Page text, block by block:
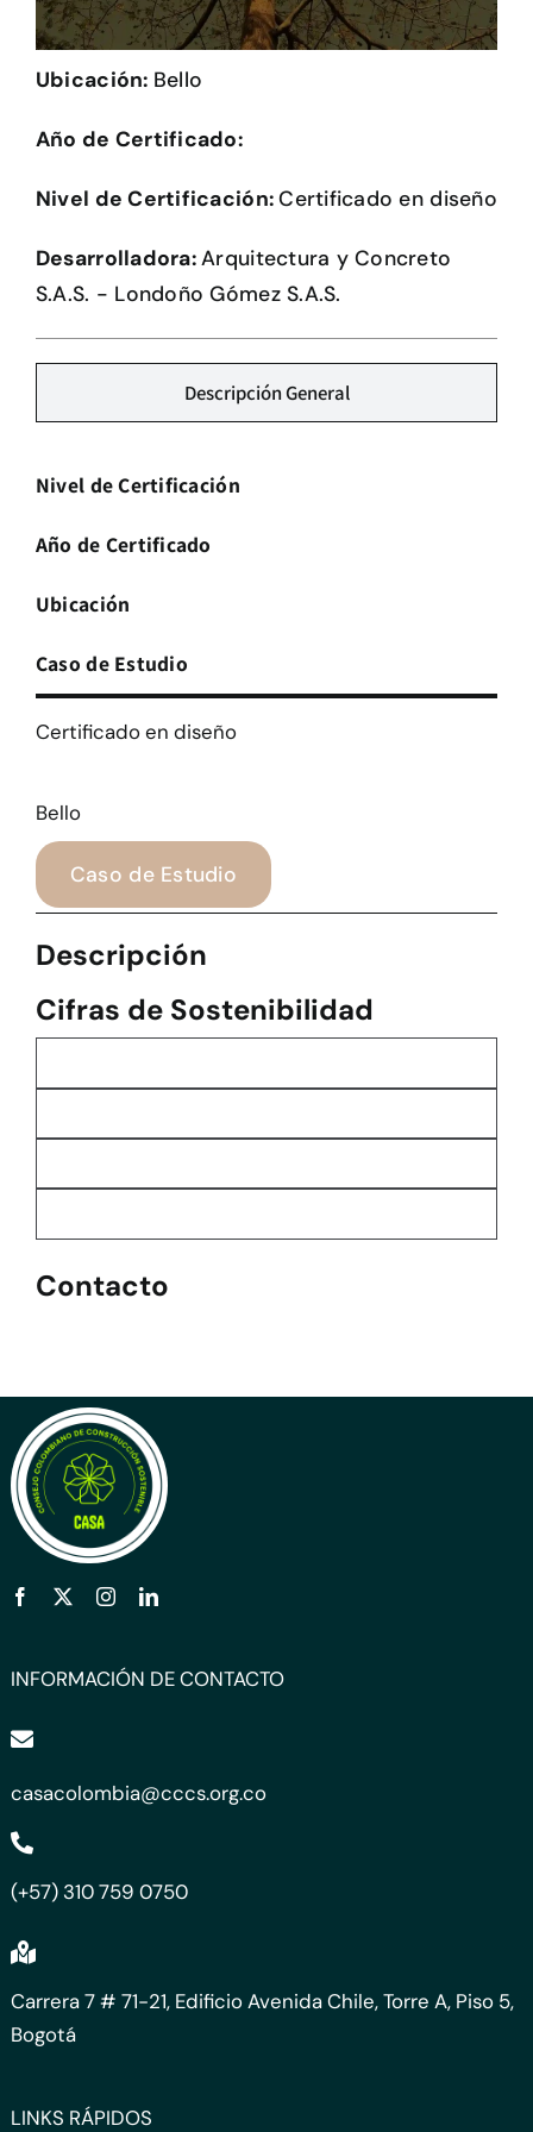
Herramientas
Credenciales
Ubicación: Bello
Año de Certificado:
Nivel de Certificación:Certificado en diseño
Desarrolladora:Arquitectura y Concreto
S.A.S. - Londoño Gómez S.A.S.
Descripción General
Nivel de Certificación
Año de Certificado
Ubicación
Caso de Estudio
Certificado en diseño
Bello
Caso de Estudio
Descripción
Cifras de Sostenibilidad
Contacto
INFORMACIÓN DE CONTACTO
casacolombia@cccs.org.co
(+57) 310 759 0750
Carrera 7 # 71-21, Edificio Avenida Chile, Torre A, Piso 5,
Bogotá
LINKS RÁPIDOS